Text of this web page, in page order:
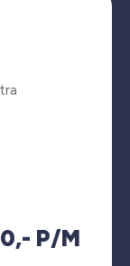
P/M